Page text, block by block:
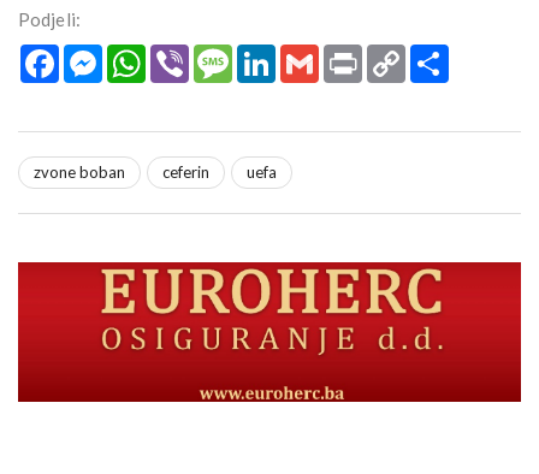
Podjeli:
FacebookMessengerWhatsApp
Viber MessageLinkedInGmail Print Copy
Link
zvone boban ceferin uefa